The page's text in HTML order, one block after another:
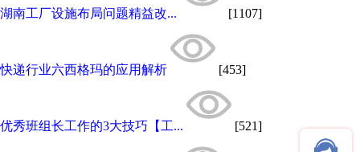
湖南工厂设施布局问题精益改... [1107]
快递行业六西格玛的应用解析 [453]
优秀班组长工作的3大技巧【工... [521]